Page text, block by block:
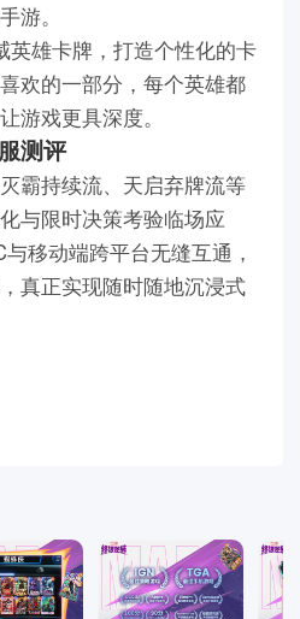
游。
英雄卡牌，打造个性化的卡
欢的一部分，每个英雄都
游戏更具深度。
测评
霸持续流、天启弃牌流等
与限时决策考验临场应
移动端跨平台无缝互通，
真正实现随时随地沉浸式